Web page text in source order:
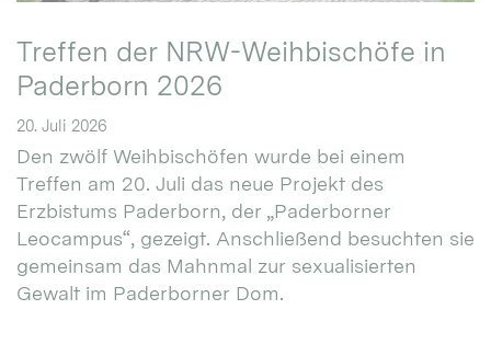
Treffen der NRW-Weihbischöfe in
Paderborn 2026
20. Juli 2026
Den zwölf Weihbischöfen wurde bei einem
Treffen am 20. Juli das neue Projekt des
Erzbistums Paderborn, der „Paderborner
Leocampus“, gezeigt. Anschließend besuchten sie
gemeinsam das Mahnmal zur sexualisierten
Gewalt im Paderborner Dom.